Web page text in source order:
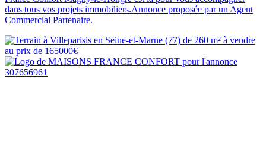
dans tous vos projets immobiliers.Annonce proposée par un Agent
Commercial Partenaire.